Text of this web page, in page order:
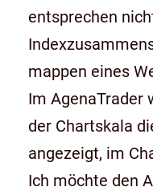
entsprechen
mappen eines
Im AgenaTrader
der Chartskala
angezeigt, im
Ich möchte den